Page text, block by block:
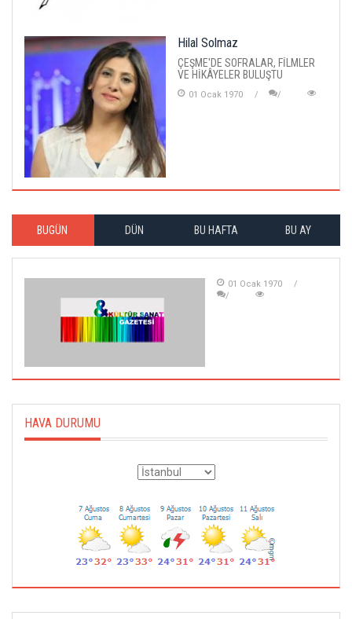
Hilal Solmaz
ÇEŞME'DE SOFRALAR, FİLMLER
VE HİKÂYELER BULUŞTU
01 Ocak 1970
BUGÜN DÜN BU HAFTA BU AY
01 Ocak 1970
HAVA DURUMU